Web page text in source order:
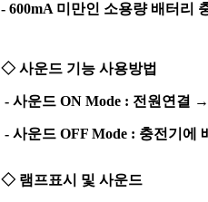
- 600mA 미만인 소용량 배터리
◇ 사운드 기능 사용방법
- 사운드 ON Mode : 전원연결
- 사운드 OFF Mode : 충전기에
◇ 램프표시 및 사운드